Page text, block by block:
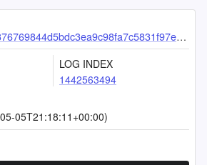
LOG INDEX
1442563494
05T21:18:11+00:00)